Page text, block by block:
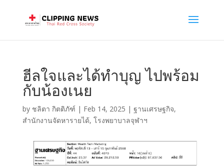
ฮีลใจและได้ทำบุญ ไปพร้อม
กับน้องเนย
by ชลิตา กิตติภัฑ์ | Feb 14, 2025 | ฐานเศรษฐกิจ,
สำนักงานจัดหารายได้, โรงพยาบาลจุฬาฯ